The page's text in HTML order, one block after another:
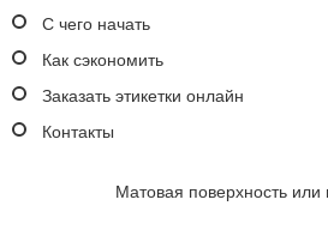
С чего начать
Как сэкономить
Заказать этикетки онлайн
Контакты
Матовая поверхность или